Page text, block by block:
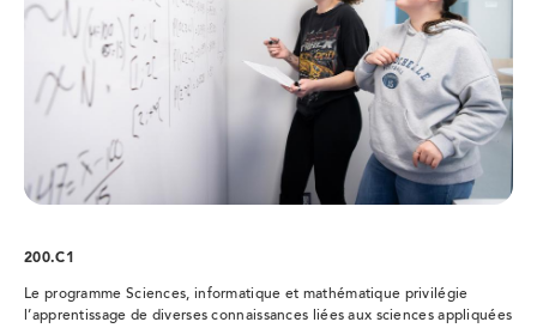
200.C1
Le programme Sciences, informatique et mathématique privilégie
l’apprentissage de diverses connaissances liées aux sciences appliquées